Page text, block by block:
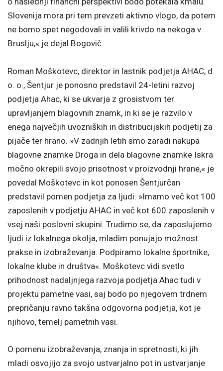
Slovenija mora pri tem prevzeti aktivno vlogo, da potem
ne bomo spet negodovali in valili krivdo na nekoga v
Bruslju,« je dejal Bogovič.
Roman Moškotevc, direktor in lastnik podjetja AHAC, d.
o. o., Šentjur je ponosno predstavil 24-letini razvoj
podjetja Ahac, ki se ukvarja z grosistvom ter
upravljanjem blagovnih znamk, in ki se je razvilo v
enega največjih uvozniških in distribucijskih podjetij za
pijače ter hrano. »V zadnjih letih smo zaradi nakupa
blagovne znamke Droga in dela blagovne znamke Iskra
močno okrepili svojo prisotnost v proizvodnji hrane,« je
povedal Moškotevc in kot ponosen Šentjurčan
predstavil pomen podjetja za ljudi: »Imamo več kot 100
zaposlenih v podjetju AHAC in več kot 600 zaposlenih v
vsej naši poslovni skupini. Trudimo se, da zaposlujemo
ljudi iz lokalnega okolja, mladim ponujajo možnost
prakse in izobraževanja. Podpiramo lokalne športnike,
lokalne klube in društva«. Moškotevc vidi svetlo
prihodnost nadaljnjega razvoja podjetja Ahac tudi v
projektu pametne vasi, saj bodo po njegovem trdnem
prepričanju ravno takšna odgovorna podjetja, kot je
njihovo, temelj pametnih vasi.
O pomenu izobraževanja, znanja in spretnosti, ki jih
mladi osvojijo za svojo ustvarjalno pot in ustvarjanje